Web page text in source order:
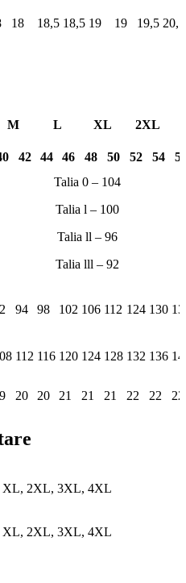
18 18,5 18,5 19 19 19,5 20,5
M L XL 2XL
42 44 46 48 50 52 54
Talia 0 – 104
Talia l – 100
Talia ll – 96
Talia lll – 92
94 98 102 106 112 124 130
112 116 120 124 128 132 136
20 20 21 21 21 22 22 22
XL, 2XL, 3XL, 4XL
XL, 2XL, 3XL, 4XL